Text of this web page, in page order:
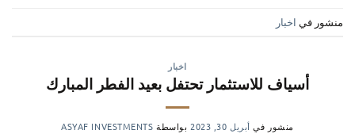
منشور في اخبار
اخبار
أسياف للاستثمار تحتفل بعيد الفطر المبارك
منشور في أبريل 30, 2023 بواسطة ASYAF INVESTMENTS